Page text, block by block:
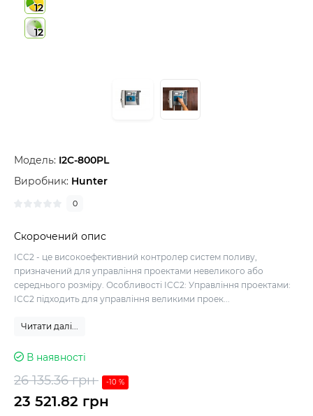
12
12
Модель: I2C-800PL
Виробник: Hunter
0
Скорочений опис
ICC2 - це високоефективний контролер систем поливу,
призначений для управління проектами невеликого або
середнього розміру. Особливості ICC2: Управління проектами:
ICC2 підходить для управління великими проек...
Читати далі...
В наявності
26 135.36 грн -10 %
23 521.82 грн